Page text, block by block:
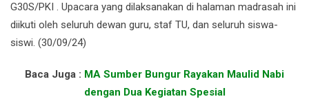
G30S/PKI . Upacara yang dilaksanakan di halaman madrasah ini
diikuti oleh seluruh dewan guru, staf TU, dan seluruh siswa-
siswi. (30/09/24)
Baca Juga : MA Sumber Bungur Rayakan Maulid Nabi
dengan Dua Kegiatan Spesial